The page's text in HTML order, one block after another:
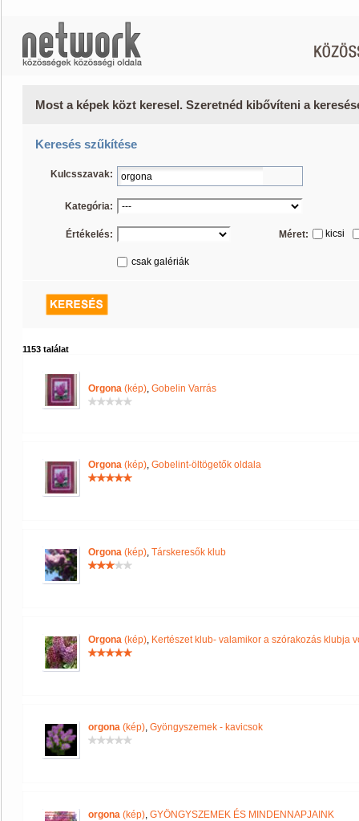
Most a képek közt keresel. Szeretnéd kibővíteni a
Keresés szűkítése
Kulcsszavak:
Kategória:
Értékelés: Méret: kicsi
csak galériák
1153 találat
Orgona (kép), Gobelin Varrás
Orgona (kép), Gobelint-öltögetők oldala
Orgona (kép), Társkeresők klub
Orgona (kép), Kertészet klub- valamikor a szórakozás klubja
orgona (kép), Gyöngyszemek - kavicsok
orgona (kép), GYÖNGYSZEMEK ÉS MINDENNAPJAINK